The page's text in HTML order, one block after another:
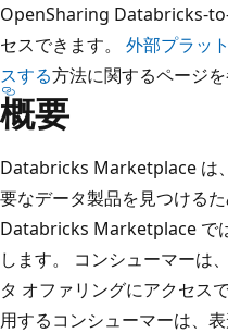
OpenSharing Databricks-
セスできます。 外部プラッ
スする方法に関するページを
概要
Databricks Marketplace は
要なデータ製品を見つける
Databricks Marketplace で
します。 コンシューマーは
タ オファリングにアクセス
用するコンシューマーは、